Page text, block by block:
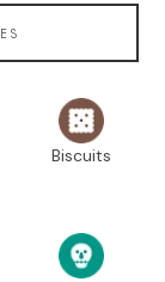
Biscuits